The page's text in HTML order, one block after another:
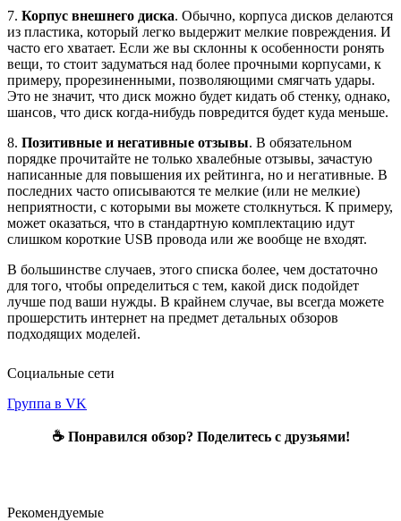
7. Корпус внешнего диска. Обычно, корпуса дисков делаются
из пластика, который легко выдержит мелкие повреждения. И
часто его хватает. Если же вы склонны к особенности ронять
вещи, то стоит задуматься над более прочными корпусами, к
примеру, прорезиненными, позволяющими смягчать удары.
Это не значит, что диск можно будет кидать об стенку, однако,
шансов, что диск когда-нибудь повредится будет куда меньше.
8. Позитивные и негативные отзывы. В обязательном
порядке прочитайте не только хвалебные отзывы, зачастую
написанные для повышения их рейтинга, но и негативные. В
последних часто описываются те мелкие (или не мелкие)
неприятности, с которыми вы можете столкнуться. К примеру,
может оказаться, что в стандартную комплектацию идут
слишком короткие USB провода или же вообще не входят.
В большинстве случаев, этого списка более, чем достаточно
для того, чтобы определиться с тем, какой диск подойдет
лучше под ваши нужды. В крайнем случае, вы всегда можете
прошерстить интернет на предмет детальных обзоров
подходящих моделей.
Социальные сети
Группа в VK
☕ Понравился обзор? Поделитесь с друзьями!
Рекомендуемые